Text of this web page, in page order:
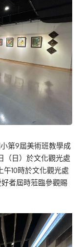
第9屆美術班教學成
（日）於文化觀光處
10時於文化觀光處
者屆時蒞臨參觀賜